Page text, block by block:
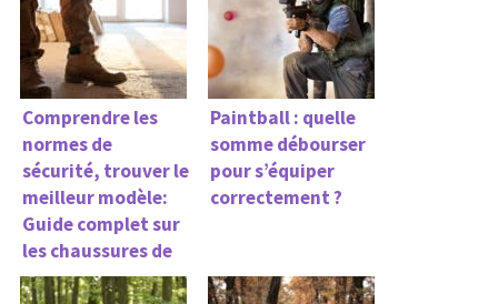
Comprendre les
normes de
sécurité, trouver le
meilleur modèle:
Guide complet sur
les chaussures de
sécurité
Paintball : quelle
somme débourser
pour s’équiper
correctement ?